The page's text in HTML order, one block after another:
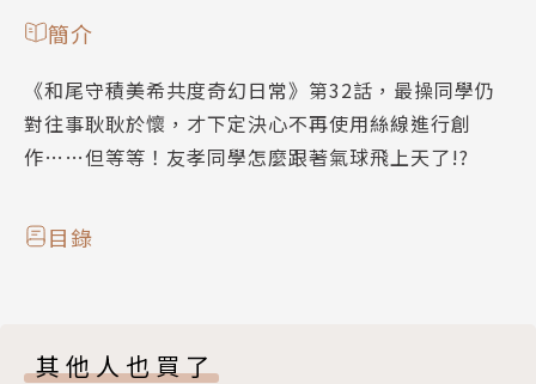
簡介
《和尾守積美希共度奇幻日常》第32話，最操同學仍
對往事耿耿於懷，才下定決心不再使用絲線進行創
作……但等等！友孝同學怎麼跟著氣球飛上天了!?
目錄
其他人也買了